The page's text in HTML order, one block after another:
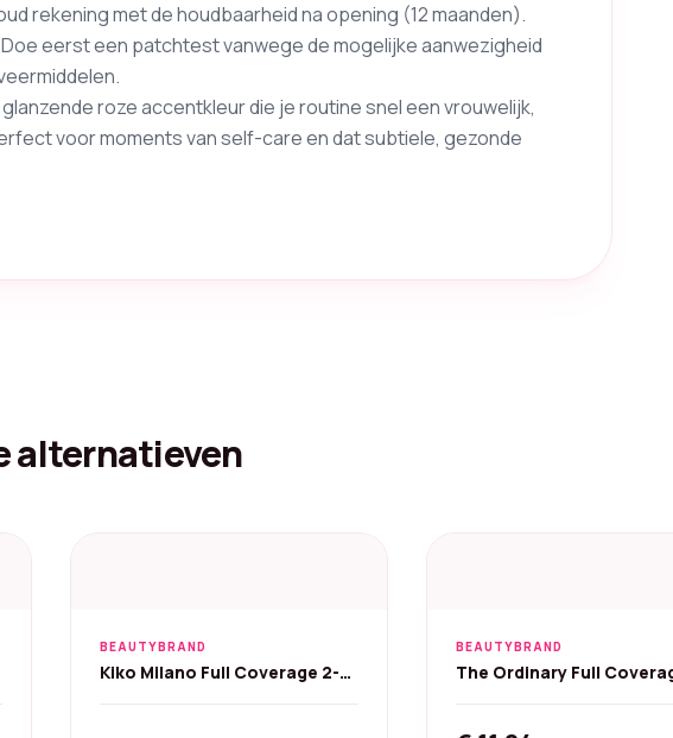
rekening met de houdbaarheid na opening (12 maanden).
eerst een patchtest vanwege de mogelijke aanwezigheid
roze accentkleur die je routine snel een vrouwelijk,
voor moments van self-care en dat subtiele, gezonde
alternatieven
BEAUTYBRAND
Kiko Milano Full Coverage 2-
BEAUTYBRAND
The Ordinary Full